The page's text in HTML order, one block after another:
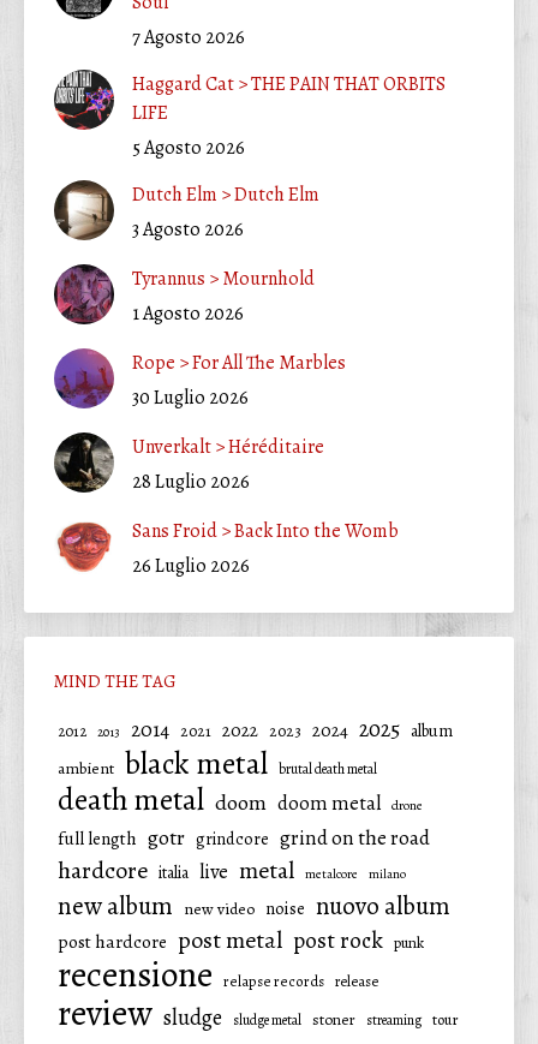
7 Agosto 2026
Haggard Cat > THE PAIN THAT ORBITS
LIFE
5 Agosto 2026
Dutch Elm > Dutch Elm
3 Agosto 2026
Tyrannus > Mournhold
1 Agosto 2026
Rope > For All The Marbles
30 Luglio 2026
Unverkalt > Héréditaire
28 Luglio 2026
Sans Froid > Back Into the Womb
26 Luglio 2026
MIND THE TAG
2012 2013 2014 2021 2022 2023 2024 2025 album
ambient black metal brutal death metal
death metal doom doom metal drone
full length gotr grindcore grind on the road
hardcore italia live metal metalcore milano
new album new video noise nuovo album
post hardcore post metal post rock punk
recensione relapse records release
review sludge sludge metal stoner streaming tour